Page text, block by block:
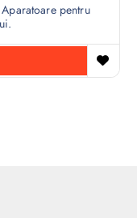
pentru